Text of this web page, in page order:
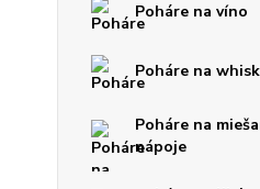
Poháre na víno
Poháre na
Poháre na
nápoje